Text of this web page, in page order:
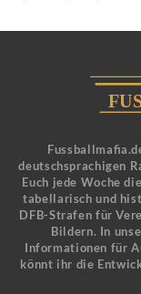
deutschsprachigen
Euch jede Woche
tabellarisch und
DFB-Strafen für
Bildern. In
Informationen für
könnt ihr die